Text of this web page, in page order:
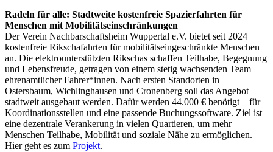
Radeln für alle: Stadtweite kostenfreie Spazierfahrten für
Menschen mit Mobilitätseinschränkungen
Der Verein Nachbarschaftsheim Wuppertal e.V. bietet seit 2024
kostenfreie Rikschafahrten für mobilitätseingeschränkte Menschen
an. Die elektrounterstützten Rikschas schaffen Teilhabe, Begegnung
und Lebensfreude, getragen von einem stetig wachsenden Team
ehrenamtlicher Fahrer*innen. Nach ersten Standorten in
Ostersbaum, Wichlinghausen und Cronenberg soll das Angebot
stadtweit ausgebaut werden. Dafür werden 44.000 € benötigt – für
Koordinationsstellen und eine passende Buchungssoftware. Ziel ist
eine dezentrale Verankerung in vielen Quartieren, um mehr
Menschen Teilhabe, Mobilität und soziale Nähe zu ermöglichen.
Hier geht es zum Projekt.